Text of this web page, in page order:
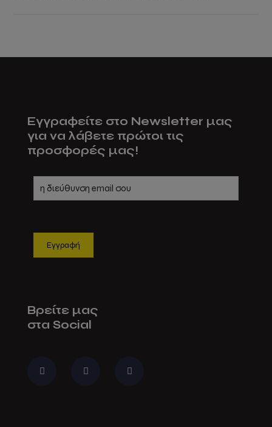
Εγγραφείτε στο Newsletter μας
για να λάβετε πρώτοι τις
προσφορές μας!
Βρείτε μας
στα Social